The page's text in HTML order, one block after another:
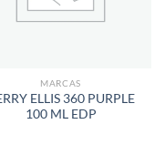
MARCAS
ELLIS 360 PURPLE
100 ML EDP